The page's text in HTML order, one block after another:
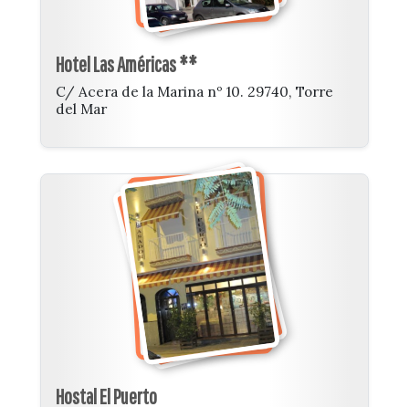
Hotel Las Américas **
C/ Acera de la Marina nº 10. 29740, Torre
del Mar
Hostal El Puerto